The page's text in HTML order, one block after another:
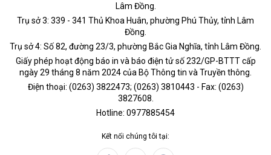
Lâm Đồng.
Trụ sở 3: 339 - 341 Thủ Khoa Huân, phường Phú Thủy, tỉnh Lâm
Đồng.
Trụ sở 4: Số 82, đường 23/3, phường Bắc Gia Nghĩa, tỉnh Lâm Đồng.
Giấy phép hoạt động báo in và báo điện tử số 232/GP-BTTT cấp
ngày 29 tháng 8 năm 2024 của Bộ Thông tin và Truyền thông.
Điện thoại: (0263) 3822473; (0263) 3810443 - Fax: (0263)
3827608.
Hotline: 0977885454
Kết nối chúng tôi tại: